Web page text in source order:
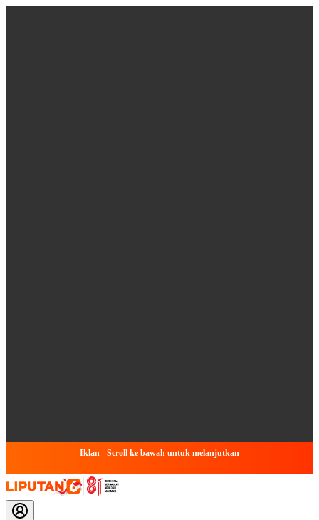
Iklan - Scroll ke bawah untuk melanjutkan